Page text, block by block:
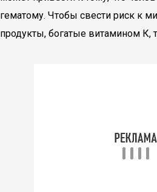
гематому. Чтобы свести риск к
продукты, богатые витамином К,